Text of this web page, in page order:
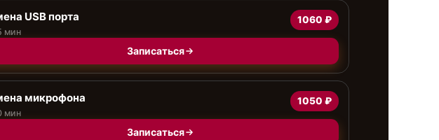
USB порта
мин
1060 ₽
Записаться
микрофона
мин
1050 ₽
Записаться